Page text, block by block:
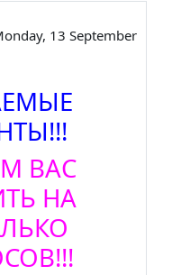
13 September
ВАС
НА